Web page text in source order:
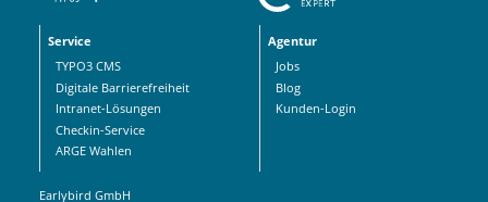
Service
TYPO3 CMS
Digitale Barrierefreiheit
Intranet-Lösungen
Checkin-Service
ARGE Wahlen
Agentur
Jobs
Blog
Kunden-Login
Earlybird GmbH